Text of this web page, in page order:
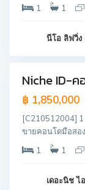
1
1
นีโอ ลิฟวิ่
ล
า
ว
Niche ID-ค
฿ 1,850,000
[C210512004]
ขายคอนโดมือสอ
1
1
เดอะนิช ไ
วั
ท
อ